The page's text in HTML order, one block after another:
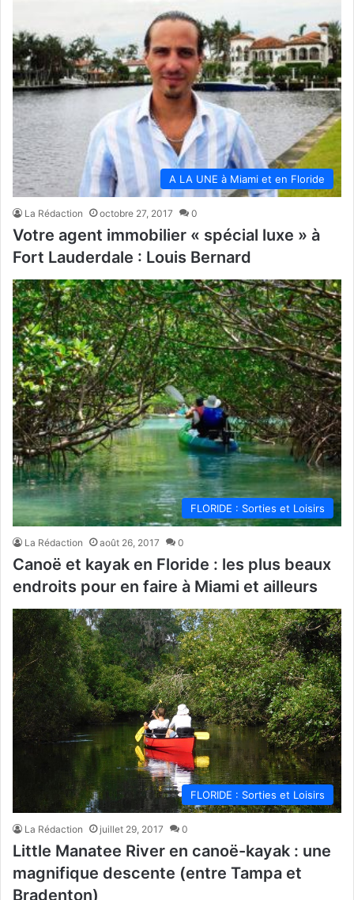
A LA UNE à Miami et en Floride
La Rédaction octobre 27, 2017 0
Votre agent immobilier « spécial luxe » à
Fort Lauderdale : Louis Bernard
FLORIDE : Sorties et Loisirs
La Rédaction août 26, 2017 0
Canoë et kayak en Floride : les plus beaux
endroits pour en faire à Miami et ailleurs
FLORIDE : Sorties et Loisirs
La Rédaction juillet 29, 2017 0
Little Manatee River en canoë-kayak : une
magnifique descente (entre Tampa et
Bradenton)